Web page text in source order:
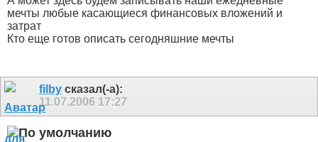
мечты любые касающиеся финансовых вложений и
затрат
Кто еще готов описать сегодняшние мечты
filby сказал(-а):
11.07.2006 17:27